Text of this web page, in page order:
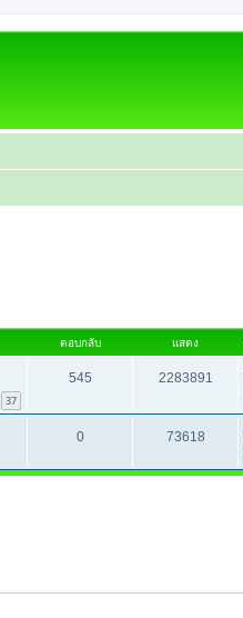
ตอบกลับ แสดง
37
545 2283891
0 73618